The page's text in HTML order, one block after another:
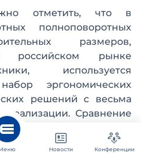
отметить, что в
полноповоротных
размеров,
российском рынке
используется
эргономических
решений с весьма
реализации. Сравнение
по трем
показателям
к единице массы
Новости Конференции